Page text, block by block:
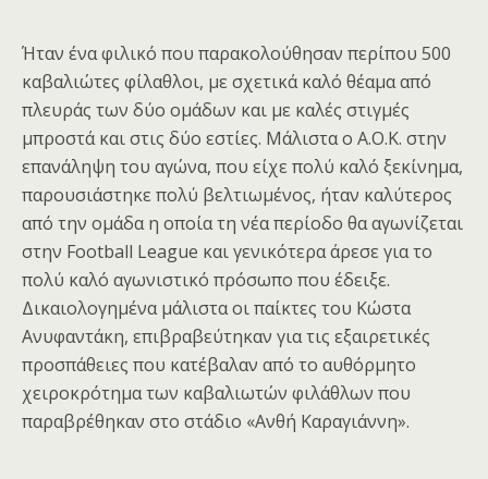
Ήταν ένα φιλικό που παρακολούθησαν περίπου 500
καβαλιώτες φίλαθλοι, με σχετικά καλό θέαμα από
πλευράς των δύο ομάδων και με καλές στιγμές
μπροστά και στις δύο εστίες. Μάλιστα ο Α.Ο.Κ. στην
επανάληψη του αγώνα, που είχε πολύ καλό ξεκίνημα,
παρουσιάστηκε πολύ βελτιωμένος, ήταν καλύτερος
από την ομάδα η οποία τη νέα περίοδο θα αγωνίζεται
στην Football League και γενικότερα άρεσε για το
πολύ καλό αγωνιστικό πρόσωπο που έδειξε.
Δικαιολογημένα μάλιστα οι παίκτες του Κώστα
Ανυφαντάκη, επιβραβεύτηκαν για τις εξαιρετικές
προσπάθειες που κατέβαλαν από το αυθόρμητο
χειροκρότημα των καβαλιωτών φιλάθλων που
παραβρέθηκαν στο στάδιο «Ανθή Καραγιάννη».